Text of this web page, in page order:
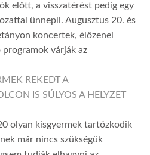
előtt, a visszatérést pedig egy
ünnepli. Augusztus 20. és
koncertek, élőzenei
várják az
REKEDT A
IS SÚLYOS A HELYZET
olyan kisgyermek tartózkodik
már nincs szükségük